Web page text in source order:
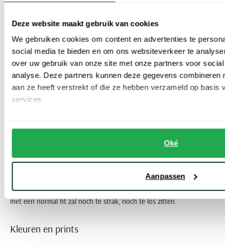
Deze website maakt gebruik van cookies
We gebruiken cookies om content en advertenties te
social media te bieden en om ons websiteverkeer te
over uw gebruik van onze site met onze partners voor
analyse. Deze partners kunnen deze gegevens combineren
aan ze heeft verstrekt of die ze hebben verzameld op basis
services.
Oké
Aanpassen
wilt creëren.
Met capuchon
Voor een relaxte en casual uitstraling, kies voor een trui met
capuchon.
Pasvormen
verschillende pasvormen. Als u uw truien graag een beetje
oversized heeft, kunt u bijvoorbeeld voor eenwijde fit truigaan.
met een normal fit zal noch te strak, noch te los zitten.
Kleuren en prints